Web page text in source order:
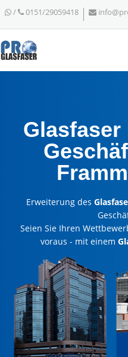
/ 0151/29059418
Erweiterung des
Seien Sie Ihren
voraus - mit einem